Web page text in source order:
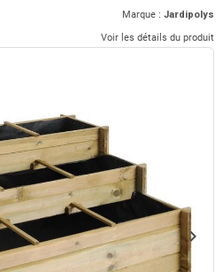
Marque : Jardipolys
Voir les détails du produit
keyboard_arrow_right